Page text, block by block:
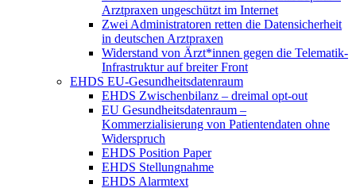
Arztpraxen ungeschützt im Internet
Zwei Administratoren retten die Datensicherheit
in deutschen Arztpraxen
Widerstand von Ärzt*innen gegen die Telematik-
Infrastruktur auf breiter Front
EHDS EU-Gesundheitsdatenraum
EHDS Zwischenbilanz – dreimal opt-out
EU Gesundheitsdatenraum –
Kommerzialisierung von Patientendaten ohne
Widerspruch
EHDS Position Paper
EHDS Stellungnahme
EHDS Alarmtext